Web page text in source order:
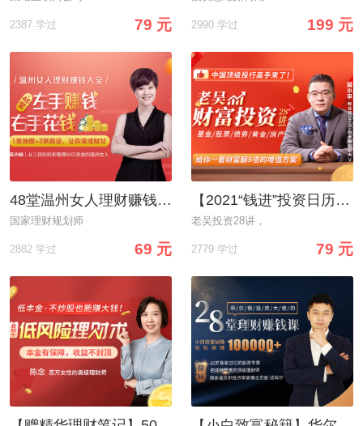
2387 学过 79 元 2990 学过 199 元
48堂温州女人理财赚钱大全：教你管钱、花钱、赚钱，变身“财女”!
国家理财规划师
2882 学过 69 元
【2021“钱进”投资日历】跟中国顶级投资大佬学理财，28天学会花对钱，用钱生钱
老吴投资28讲，
2779 学过 79 元